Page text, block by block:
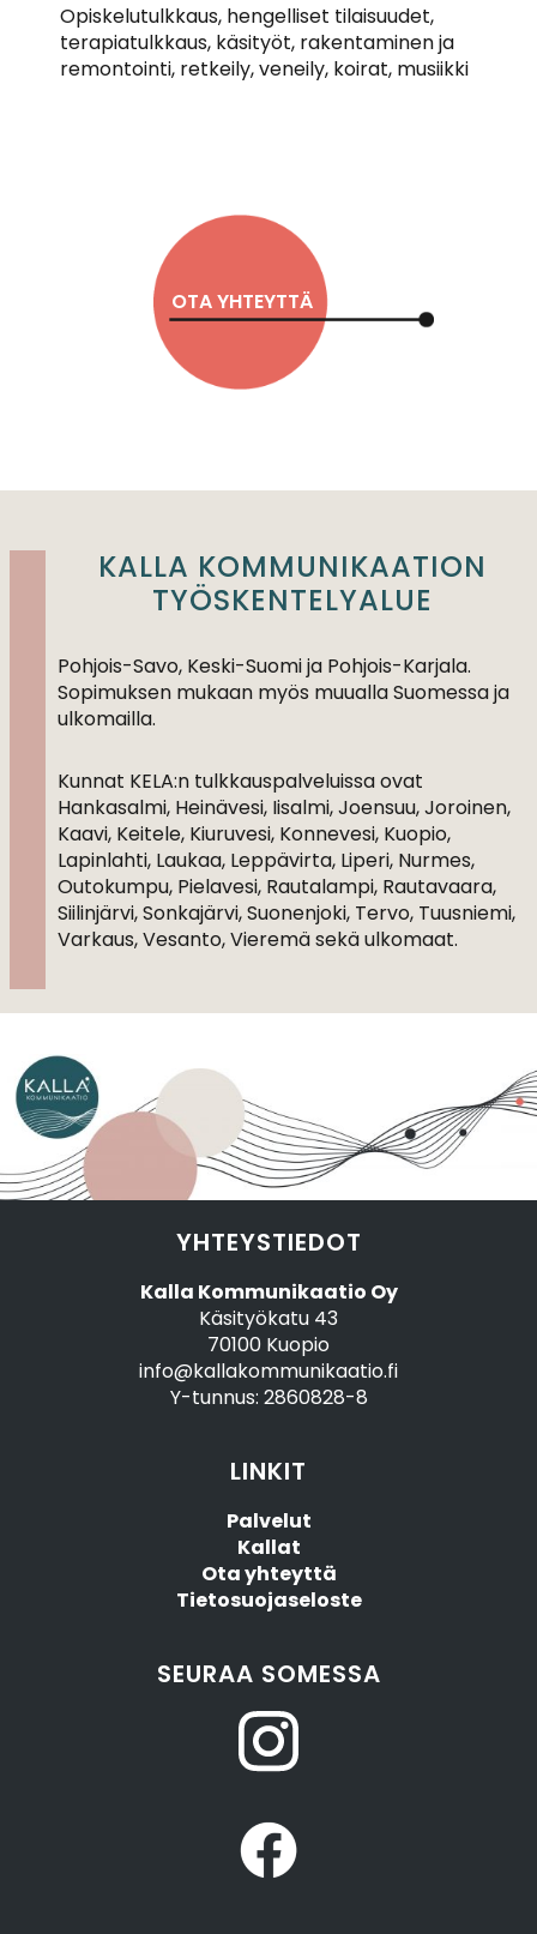
Opiskelutulkkaus, hengelliset tilaisuudet,
terapiatulkkaus, käsityöt, rakentaminen ja
remontointi, retkeily, veneily, koirat, musiikki
OTA YHTEYTTÄ
KALLA KOMMUNIKAATION
TYÖSKENTELYALUE
Pohjois-Savo, Keski-Suomi ja Pohjois-Karjala.
Sopimuksen mukaan myös muualla Suomessa ja
ulkomailla.
Kunnat KELA:n tulkkauspalveluissa ovat
Hankasalmi, Heinävesi, Iisalmi, Joensuu, Joroinen,
Kaavi, Keitele, Kiuruvesi, Konnevesi, Kuopio,
Lapinlahti, Laukaa, Leppävirta, Liperi, Nurmes,
Outokumpu, Pielavesi, Rautalampi, Rautavaara,
Siilinjärvi, Sonkajärvi, Suonenjoki, Tervo, Tuusniemi,
Varkaus, Vesanto, Vieremä sekä ulkomaat.
YHTEYSTIEDOT
Kalla Kommunikaatio Oy
Käsityökatu 43
70100 Kuopio
info@kallakommunikaatio.fi
Y-tunnus: 2860828-8
LINKIT
Palvelut
Kallat
Ota yhteyttä
Tietosuojaseloste
SEURAA SOMESSA